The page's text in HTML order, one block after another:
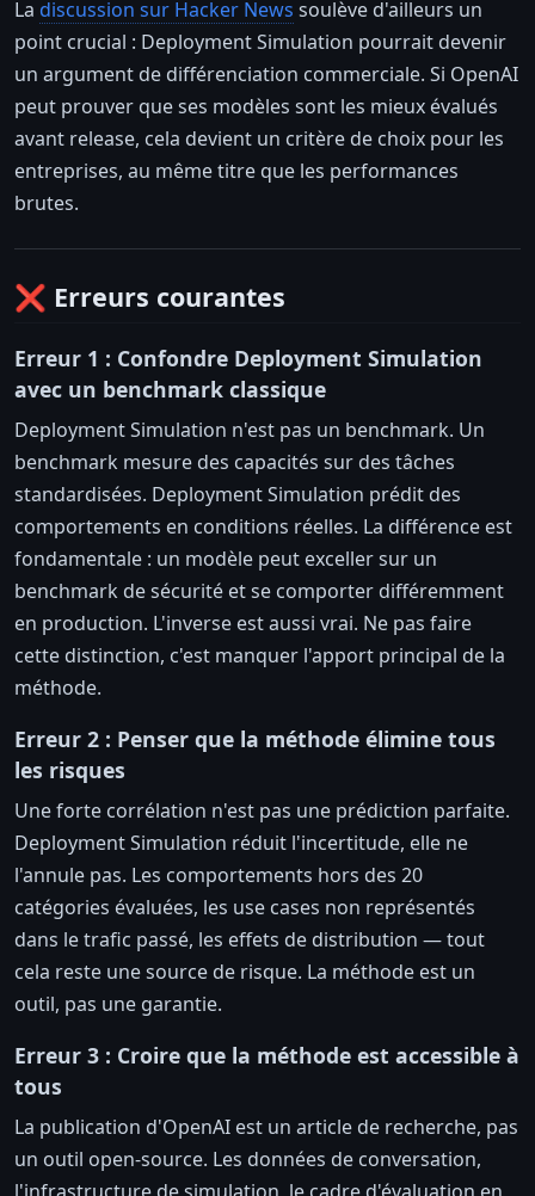
La discussion sur Hacker News soulève d'ailleurs un
point crucial : Deployment Simulation pourrait devenir
un argument de différenciation commerciale. Si OpenAI
peut prouver que ses modèles sont les mieux évalués
avant release, cela devient un critère de choix pour les
entreprises, au même titre que les performances
brutes.
❌ Erreurs courantes
Erreur 1 : Confondre Deployment Simulation
avec un benchmark classique
Deployment Simulation n'est pas un benchmark. Un
benchmark mesure des capacités sur des tâches
standardisées. Deployment Simulation prédit des
comportements en conditions réelles. La différence est
fondamentale : un modèle peut exceller sur un
benchmark de sécurité et se comporter différemment
en production. L'inverse est aussi vrai. Ne pas faire
cette distinction, c'est manquer l'apport principal de la
méthode.
Erreur 2 : Penser que la méthode élimine tous
les risques
Une forte corrélation n'est pas une prédiction parfaite.
Deployment Simulation réduit l'incertitude, elle ne
l'annule pas. Les comportements hors des 20
catégories évaluées, les use cases non représentés
dans le trafic passé, les effets de distribution — tout
cela reste une source de risque. La méthode est un
outil, pas une garantie.
Erreur 3 : Croire que la méthode est accessible à
tous
La publication d'OpenAI est un article de recherche, pas
un outil open-source. Les données de conversation,
l'infrastructure de simulation, le cadre d'évaluation en